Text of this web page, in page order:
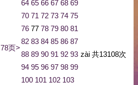
78页>
64 65 66 67 68 69
70 71 72 73 74 75
76 77 78 79 80 81
82 83 84 85 86 87
88 89 90 91 92 93
94 95 96 97 98 99
100 101 102 103
zài 共13108次